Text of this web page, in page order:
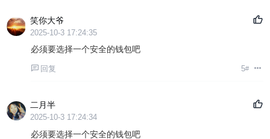
笑你大爷
2025-10-3 17:24:35
必须要选择一个安全的钱包吧
回复 5#
二月半
2025-10-3 17:24:34
必须要选择一个安全的钱包吧